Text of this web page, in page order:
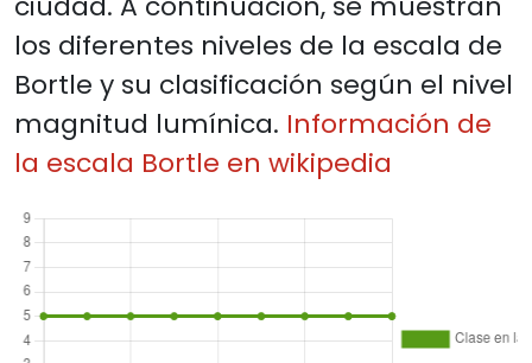
los diferentes niveles de la escala de
Bortle y su clasificación según el nivel
magnitud lumínica. Información de
la escala Bortle en wikipedia